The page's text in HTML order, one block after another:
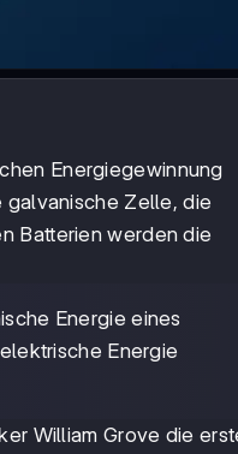
Energiegewinnung
galvanische Zelle, die
Batterien werden die
Energie eines
Energie
William Grove die